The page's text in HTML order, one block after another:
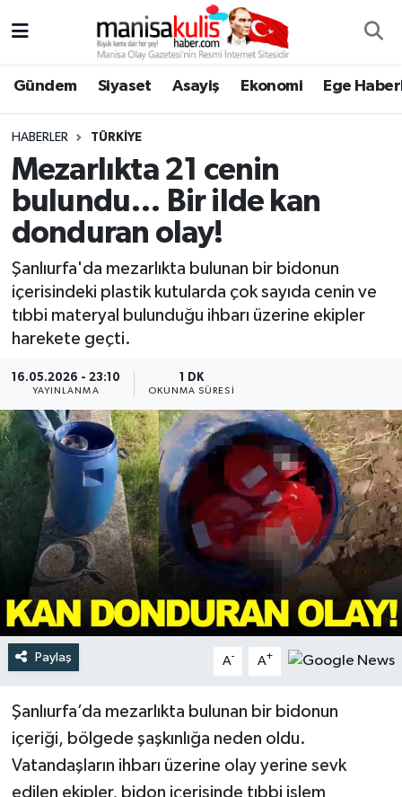
Gündem Siyaset Asayiş Ekonomi Ege
HABERLER TÜRKIYE
Mezarlıkta 21 cenin
bulundu… Bir ilde kan
donduran olay!
Şanlıurfa'da mezarlıkta bulunan bir bidonun
içerisindeki plastik kutularda çok sayıda cenin ve
tıbbi materyal bulunduğu ihbarı üzerine ekipler
harekete geçti.
16.05.2026 - 23:10
YAYINLANMA
1 DK
OKUNMA SÜRESI
Paylaş A- A+
Şanlıurfa’da mezarlıkta bulunan bir bidonun
içeriği, bölgede şaşkınlığa neden oldu.
Vatandaşların ihbarı üzerine olay yerine sevk
edilen ekipler, bidon içerisinde tıbbi işlem
Ege Haberleri
Ekonomi
Genel
Resmi İlan
Siyaset
Spor
Türkiye
Yaşam
Yunusemre Hava Durumu
Yunusemre Trafik Yoğunluk Haritası
Süper Lig Puan Durumu ve Fikstür
Son Dakika Haberleri
Haber Arşivi